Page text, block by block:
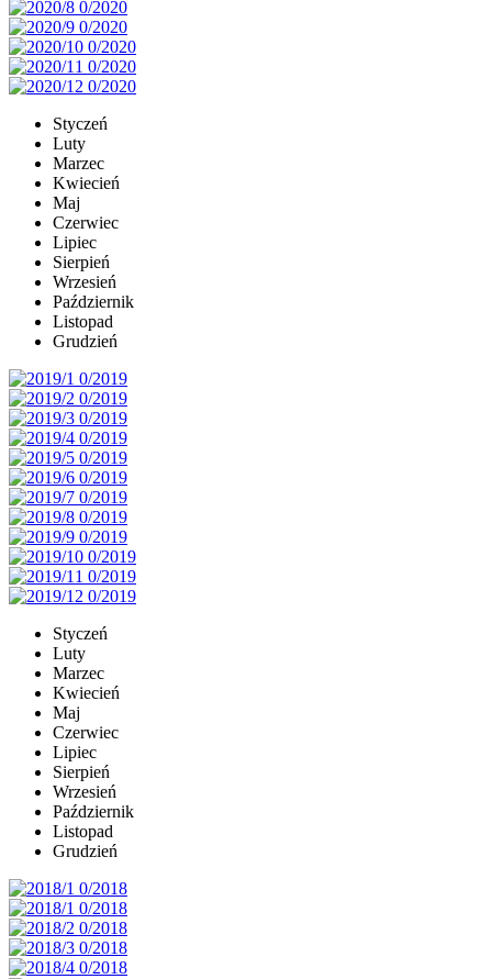
Styczeń
Luty
Marzec
Kwiecień
Maj
Czerwiec
Lipiec
Sierpień
Wrzesień
Październik
Listopad
Grudzień
Styczeń
Luty
Marzec
Kwiecień
Maj
Czerwiec
Lipiec
Sierpień
Wrzesień
Październik
Listopad
Grudzień